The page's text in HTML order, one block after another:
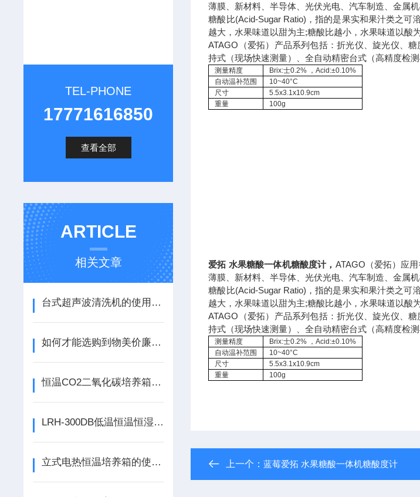
TEL-PHONE
17771616850
查看全部
ARTICLE
相关文章
台式超声波清洗机的使用注意事项：确保安全与清洁效果
如何才能选购到物美价廉的1200度高温管式炉？
恒温CO2二氧化碳培养箱：细胞生命活动的“精准模拟舱”
LRH-300DB低温恒温恒湿培养箱：精准模拟生物与理化试验环境
立式电热恒温培养箱的使用技巧与维护建议
薄膜、新材料、半导体、光伏光电、汽车制造、金属
糖酸比(Acid-Sugar Ratio)，指的是果实和果汁类之
越大，水果味道以甜为主;糖酸比越小，水果味道以酸为
ATAGO（爱拓）产品系列包括：折光仪、旋光仪、
持式（现场快速测量）、全自动精密台式（高精度检
测量精度
Brix:士0.2% ，Acid:±0.10%
自动温补范围
10~40°C
尺寸
5.5x3.1x10.9cm
重量
100g
爱拓 水果糖酸一体机糖酸度计， ATAGO（爱拓）应
薄膜、新材料、半导体、光伏光电、汽车制造、金属
糖酸比(Acid-Sugar Ratio)，指的是果实和果汁类之
越大，水果味道以甜为主;糖酸比越小，水果味道以酸为
ATAGO（爱拓）产品系列包括：折光仪、旋光仪、
持式（现场快速测量）、全自动精密台式（高精度检
测量精度
Brix:士0.2% ，Acid:±0.10%
自动温补范围
10~40°C
尺寸
5.5x3.1x10.9cm
重量
100g
上一个：蓝莓爱拓 水果糖酸一体机糖酸度计